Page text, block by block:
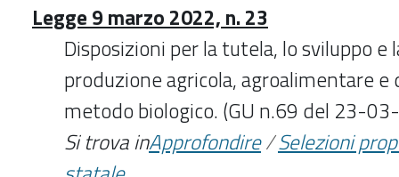
Legge 9 marzo 2022, n. 23
Disposizioni per la tutela, lo sviluppo
produzione agricola, agroalimentare
metodo biologico. (GU n.69 del 23-
Si trova inApprofondire/Selezioni